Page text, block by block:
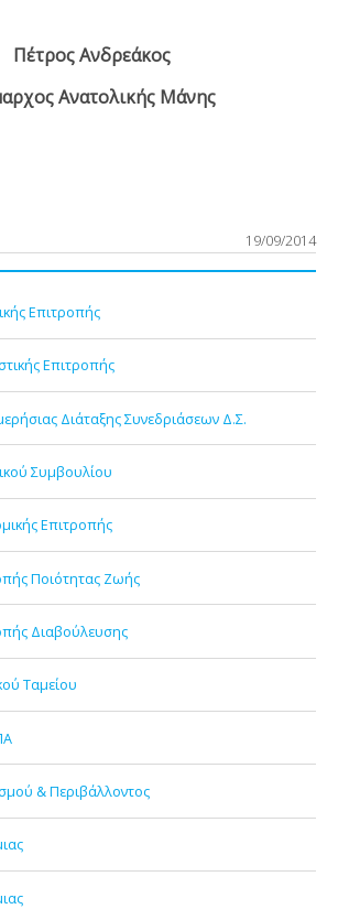
Πέτρος Ανδρεάκος
Ανατολικής Μάνης
19/09/2014
Επιτροπής
Επιτροπής
Διάταξης Συνεδριάσεων Δ.Σ.
Συμβουλίου
Επιτροπής
Ποιότητας Ζωής
Διαβούλευσης
Ταμείου
& Περιβάλλοντος